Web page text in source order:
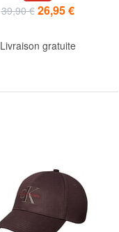
39,90 € 26,95 €
Livraison gratuite